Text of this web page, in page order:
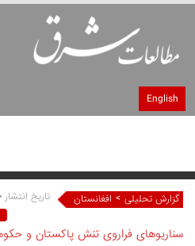
English
گزارش تحلیلی > افغانستان تاریخ انتشار
سناریوهای فراروی تنش پاکستان و